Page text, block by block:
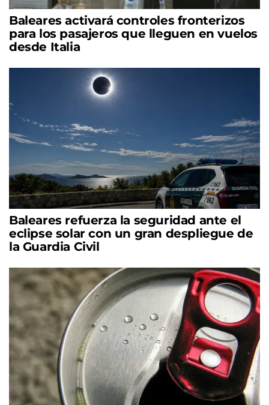
Baleares activará controles fronterizos
para los pasajeros que lleguen en vuelos
desde Italia
Baleares refuerza la seguridad ante el
eclipse solar con un gran despliegue de
la Guardia Civil